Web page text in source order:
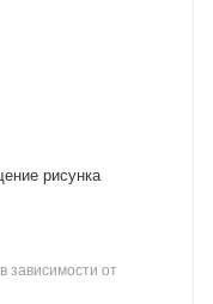
рисунка
зависимости от